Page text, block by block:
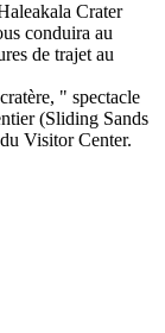
Crater
conduira au
de trajet au
" spectacle
(Sliding Sands
Visitor Center.